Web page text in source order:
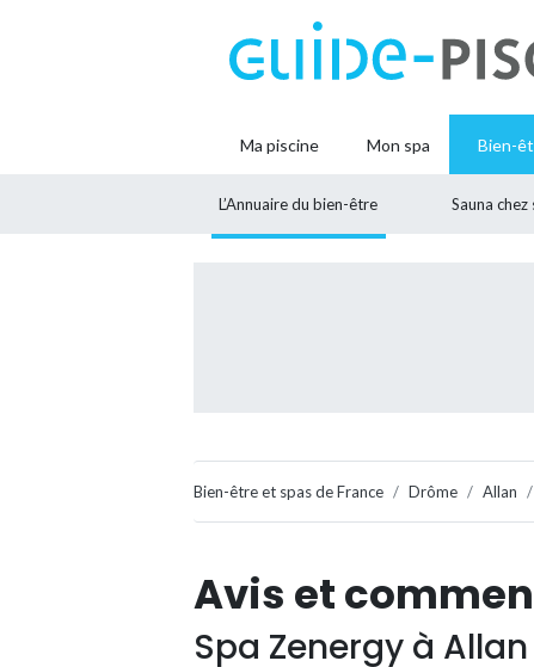
Ma piscine Mon spa Bien-
L’Annuaire du bien-être Sauna chez
Bien-être et spas de France Drôme Allan
Avis et
Spa Zenergy à Allan